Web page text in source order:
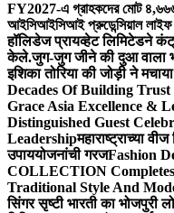
FY2027-এ গ্রাহকদের মোট ৪,৬৬৬
আইসিআইসিআই প্রুডেন্সিয়াল লাইফ
हॉलिडेज प्रायव्हेट लिमिटेडने
केले.जुग-जुग जीने की दुआ वाला
इशिका तोरिया की जोड़ी ने
Decades Of Building
Grace Asia Excellence &
Distinguished Guest
Leadershipमहाराष्ट्राच्या
उपाययोजनांची गरजFashion
COLLECTION
Traditional Style And
सिंगर सृष्टी भारती का भोजपुरी